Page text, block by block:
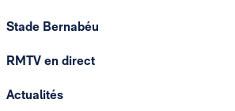
Stade Bernabéu
RMTV en direct
Actualités